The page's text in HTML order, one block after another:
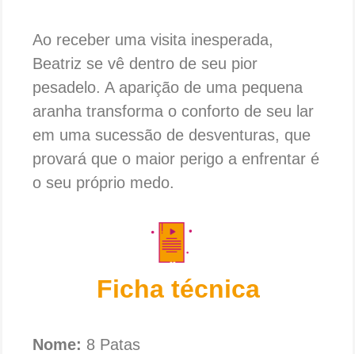
Ao receber uma visita inesperada,
Beatriz se vê dentro de seu pior
pesadelo. A aparição de uma pequena
aranha transforma o conforto de seu lar
em uma sucessão de desventuras, que
provará que o maior perigo a enfrentar é
o seu próprio medo.
Ficha técnica
Nome: 8 Patas